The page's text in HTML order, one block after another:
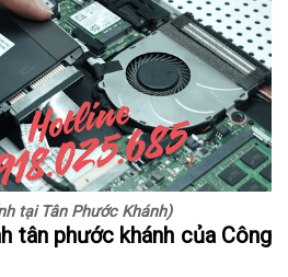
tại Tân Phước Khánh)
tân phước khánh của Công